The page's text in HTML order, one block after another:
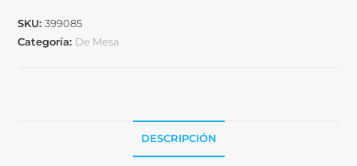
SKU:399085
Categoría: De Mesa
DESCRIPCIÓN